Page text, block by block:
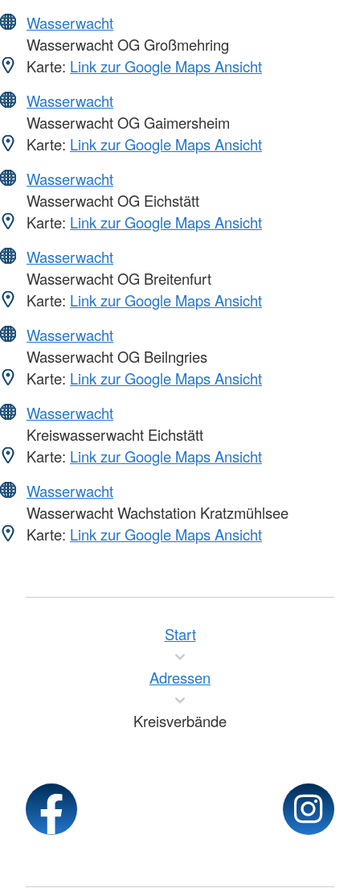
Wasserwacht
Wasserwacht OG Großmehring
Karte: Link zur Google Maps Ansicht
Wasserwacht
Wasserwacht OG Gaimersheim
Karte: Link zur Google Maps Ansicht
Wasserwacht
Wasserwacht OG Eichstätt
Karte: Link zur Google Maps Ansicht
Wasserwacht
Wasserwacht OG Breitenfurt
Karte: Link zur Google Maps Ansicht
Wasserwacht
Wasserwacht OG Beilngries
Karte: Link zur Google Maps Ansicht
Wasserwacht
Kreiswasserwacht Eichstätt
Karte: Link zur Google Maps Ansicht
Wasserwacht
Wasserwacht Wachstation Kratzmühlsee
Karte: Link zur Google Maps Ansicht
Start
Adressen
Kreisverbände